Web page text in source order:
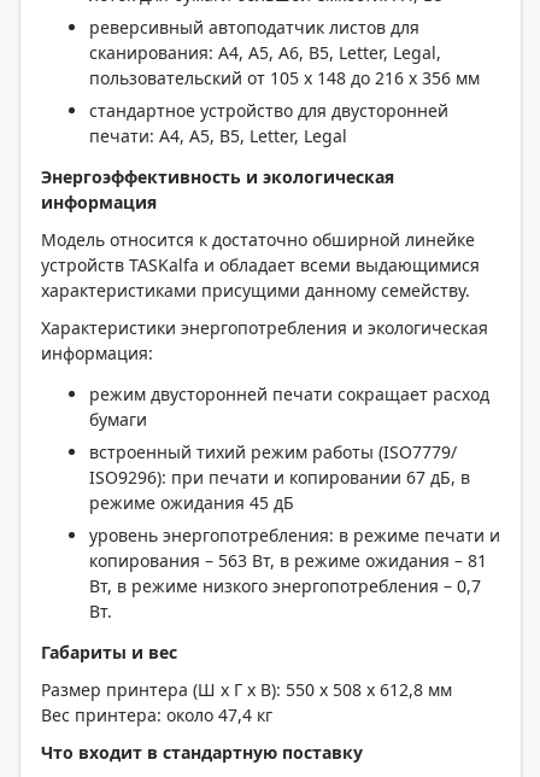
реверсивный автоподатчик листов для
сканирования: A4, A5, A6, B5, Letter, Legal,
пользовательский от 105 x 148 до 216 x 356 мм
стандартное устройство для двусторонней
печати: A4, A5, B5, Letter, Legal
Энергоэффективность и экологическая
информация
Модель относится к достаточно обширной линейке
устройств TASKalfa и обладает всеми выдающимися
характеристиками присущими данному семейству.
Характеристики энергопотребления и экологическая
информация:
режим двусторонней печати сокращает расход
бумаги
встроенный тихий режим работы (ISO7779/
ISO9296): при печати и копировании 67 дБ, в
режиме ожидания 45 дБ
уровень энергопотребления: в режиме печати и
копирования – 563 Вт, в режиме ожидания – 81
Вт, в режиме низкого энергопотребления – 0,7
Вт.
Габариты и вес
Размер принтера (Ш x Г x В): 550 x 508 x 612,8 мм
Вес принтера: около 47,4 кг
Что входит в стандартную поставку